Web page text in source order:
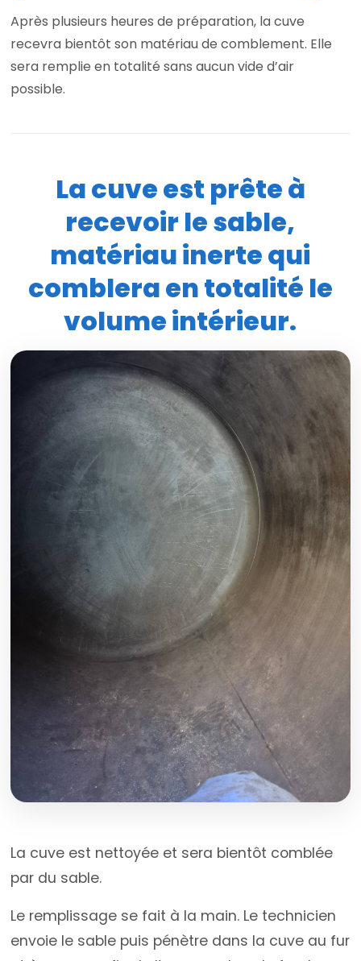
Après plusieurs heures de préparation, la cuve
recevra bientôt son matériau de comblement. Elle
sera remplie en totalité sans aucun vide d’air
possible.
La cuve est prête à
recevoir le sable,
matériau inerte qui
comblera en totalité le
volume intérieur.
La cuve est nettoyée et sera bientôt comblée
par du sable.
Le remplissage se fait à la main. Le technicien
envoie le sable puis pénètre dans la cuve au fur